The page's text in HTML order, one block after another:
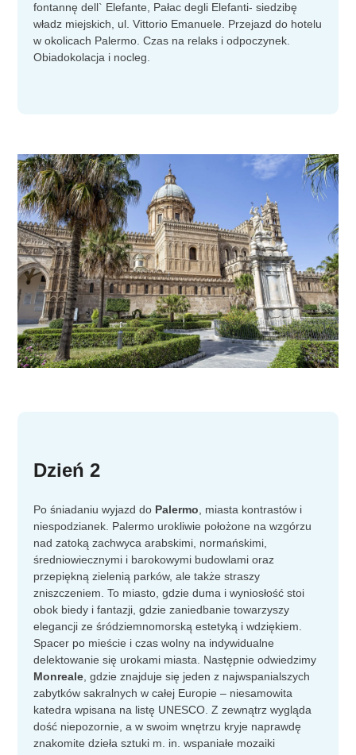
fontannę dell` Elefante, Pałac degli Elefanti- siedzibę
władz miejskich, ul. Vittorio Emanuele. Przejazd do hotelu
w okolicach Palermo. Czas na relaks i odpoczynek.
Obiadokolacja i nocleg.
Dzień 2
Po śniadaniu wyjazd do Palermo , miasta kontrastów i
niespodzianek. Palermo urokliwie położone na wzgórzu
nad zatoką zachwyca arabskimi, normańskimi,
średniowiecznymi i barokowymi budowlami oraz
przepiękną zielenią parków, ale także straszy
zniszczeniem. To miasto, gdzie duma i wyniosłość stoi
obok biedy i fantazji, gdzie zaniedbanie towarzyszy
elegancji ze śródziemnomorską estetyką i wdziękiem.
Spacer po mieście i czas wolny na indywidualne
delektowanie się urokami miasta. Następnie odwiedzimy
Monreale , gdzie znajduje się jeden z najwspanialszych
zabytków sakralnych w całej Europie – niesamowita
katedra wpisana na listę UNESCO. Z zewnątrz wygląda
dość niepozornie, a w swoim wnętrzu kryje naprawdę
znakomite dzieła sztuki m. in. wspaniałe mozaiki